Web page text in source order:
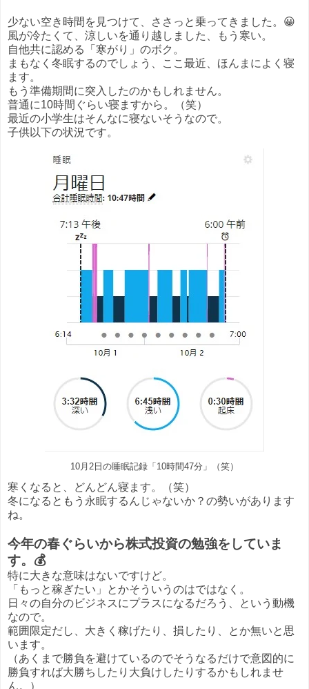
少ない空き時間を見つけて、ささっと乗ってきました。😀
風が冷たくて、涼しいを通り越しました、もう寒い。
自他共に認める「寒がり」のボク。
まもなく冬眠するのでしょう、ここ最近、ほんまによく寝
ます。
もう準備期間に突入したのかもしれません。
普通に10時間ぐらい寝ますから。（笑）
最近の小学生はそんなに寝ないそうなので。
子供以下の状況です。
10月2日の睡眠記録「10時間47分」（笑）
寒くなると、どんどん寝ます。（笑）
冬になるともう永眠するんじゃないか？の勢いがあります
ね。
今年の春ぐらいから株式投資の勉強をしていま
す。💰
特に大きな意味はないですけど。
「もっと稼ぎたい」とかそういうのはではなく。
日々の自分のビジネスにプラスになるだろう、という動機
なので。
範囲限定だし、大きく稼げたり、損したり、とか無いと思
います。
（あくまで勝負を避けているのでそうなるだけで意図的に
勝負すれば大勝ちしたり大負けしたりするかもしれませ
ん。）